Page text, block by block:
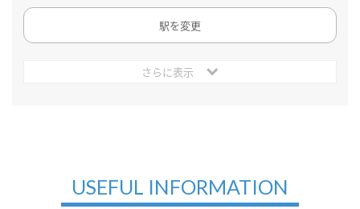
駅を変更
さらに表示
USEFUL INFORMATION